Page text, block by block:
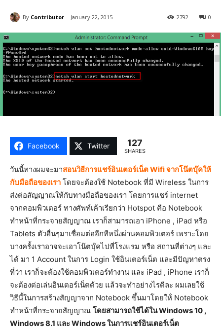
By Contributor January 22, 2015 0
2792
Facebook Twitter 127
SHARES
วันนี้ทางผมจะมาสอนวิธีการแชร์อินเตอร์เน็ต Wifi จากโน๊ตบุ๊คให้
กับมือถือของเรา โดยจะต้องใช้ Notebook ที่มี Wireless ในการ
ส่งต่อสัญญาณให้กับทางมือถือของเรา โดยการแชร์ internet
จากคอมพิวเตอร์ ทางศัพท์เค้าเรียกว่า Hotspot คือ Notebook
ทำหน้าที่กระจายสัญญาณ เราก็สามารถเอา iPhone , iPad หรือ
Tablets ตัวอื่นๆมาเชื่อมต่ออีกทีหนึ่งผ่านคอมพิวเตอร์ เพราะโดย
บางครั้งเราอาจจะเอาโน๊ตบุ๊คไปที่โรงแรม หรือ สถานที่ต่างๆ และ
ได้ มา 1 Account ในการ Login ใช้อินเตอร์เน็ต และมีปัญหาตรง
ที่ว่า เราก็จะต้องใช้คอมพิวเตอร์ทำงาน และ iPad , iPhone เราก็
จะต้องต่อเล่นอินเตอร์เน็ตด้วย แล้วจะทำอย่างไรดีละ ผมเลยใช้
วิธีนี้ในการสร้างสัญญาจาก Notebook ขึ้นมาโดยให้่ Notebook
ทำหน้าที่กระจายสัญญาณ โดยสามารถใช้ได้ใน Windows 10 ,
Windows 8.1 และ Windows ในการแชร์อินเตอร์เน็ต